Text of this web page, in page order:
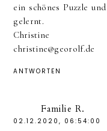
ein schönes Puzzle
gelernt.
Christine
christine@georolf.de
ANTWORTEN
Familie R.
02.12.2020, 06:54:00